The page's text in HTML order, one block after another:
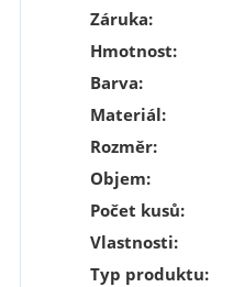
Záruka:
Hmotnost:
Barva:
Materiál:
Rozměr:
Objem:
Počet kusů:
Vlastnosti:
Typ produktu: